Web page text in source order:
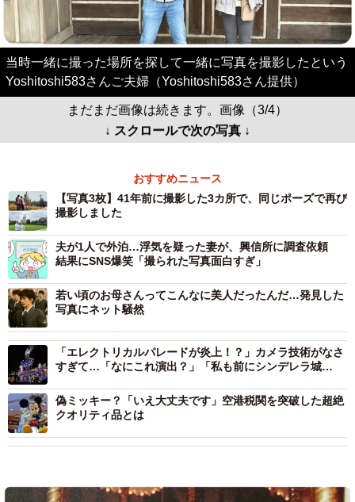
当時一緒に撮った場所を探して一緒に写真を撮影したという
Yoshitoshi583さんご夫婦（Yoshitoshi583さん提供）
まだまだ画像は続きます。画像（3/4）
↓ スクロールで次の写真 ↓
おすすめニュース
【写真3枚】41年前に撮影した3カ所で、同じポーズで再び
撮影しました
夫が1人で外泊…浮気を疑った妻が、興信所に調査依頼
結果にSNS爆笑「撮られた写真面白すぎ」
若い頃のお母さんってこんなに美人だったんだ…発見した
写真にネット騒然
「エレクトリカルパレードが炎上！？」カメラ技術がなさ
すぎて…「なにこれ演出？」「私も前にシンデレラ城
偽ミッキー？「いえ大丈夫です」空港税関を突破した超絶
クオリティ品とは